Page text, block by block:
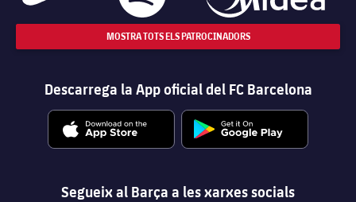
MOSTRA TOTS ELS PATROCINADORS
Descarrega la App oficial del FC Barcelona
Segueix al Barça a les xarxes socials